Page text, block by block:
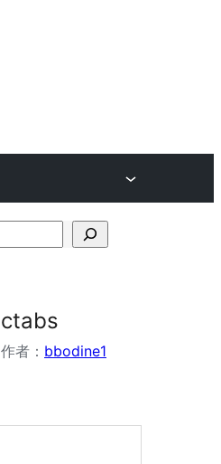
ctabs
作者： bbodine1